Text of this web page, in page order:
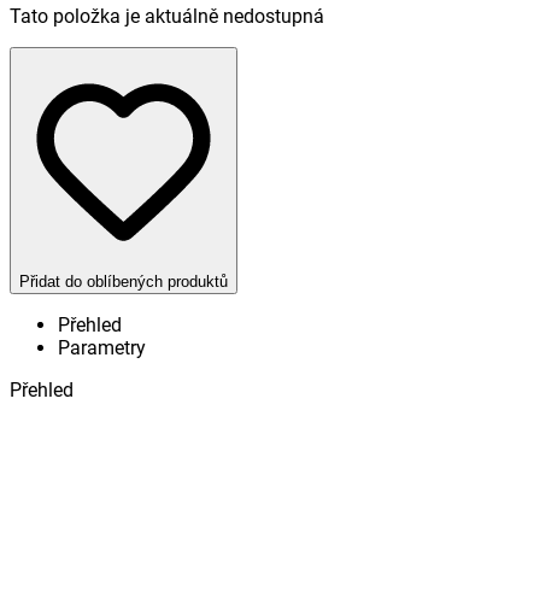
Tato položka je aktuálně nedostupná
Přidat do oblíbených produktů
Přehled
Parametry
Přehled